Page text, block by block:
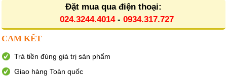
Đặt mua qua điện thoại:
024.3244.4014- 0934.317.727
CAM KẾT
Trả tiền đúng giá trị sản phẩm
Giao hàng Toàn quốc